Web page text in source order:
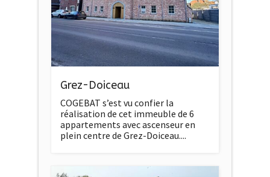
Grez-Doiceau
COGEBAT s’est vu confier la
réalisation de cet immeuble de 6
appartements avec ascenseur en
plein centre de Grez-Doiceau....